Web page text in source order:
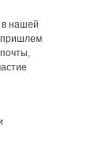
нашей
пришлем